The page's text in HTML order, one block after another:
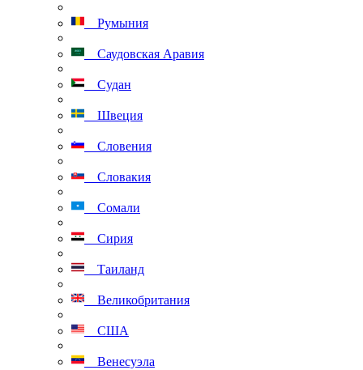
Румыния
Саудовская Аравия
Судан
Швеция
Словения
Словакия
Сомали
Сирия
Таиланд
Великобритания
США
Венесуэла